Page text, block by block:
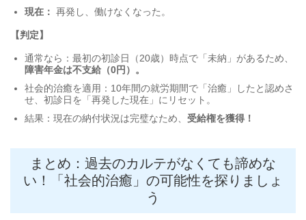
現在： 再発し、働けなくなった。
【判定】
通常なら：最初の初診日（20歳）時点で「未納」があるため、
障害年金は不支給（0円）。
社会的治癒を適用：10年間の就労期間で「治癒」したと認めさ
せ、初診日を「再発した現在」にリセット。
結果：現在の納付状況は完璧なため、 受給権を獲得！
まとめ：過去のカルテがなくても諦めな
い！「社会的治癒」の可能性を探りましょ
う